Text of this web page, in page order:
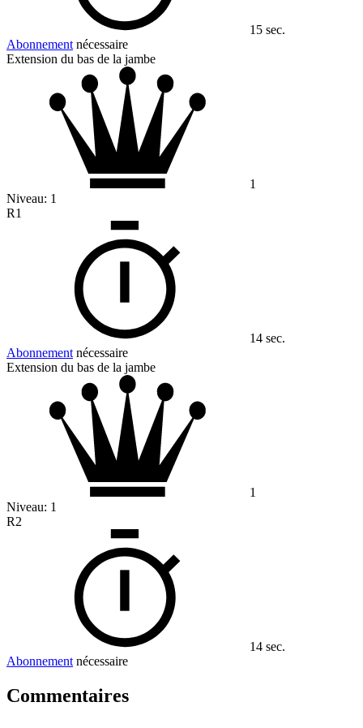
15 sec.
Abonnement nécessaire
Extension du bas de la jambe
1
Niveau: 1
R1
14 sec.
Abonnement nécessaire
Extension du bas de la jambe
1
Niveau: 1
R2
14 sec.
Abonnement nécessaire
Commentaires